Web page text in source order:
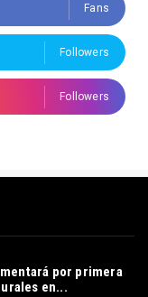
Fans
Followers
Followers
por primera
en...